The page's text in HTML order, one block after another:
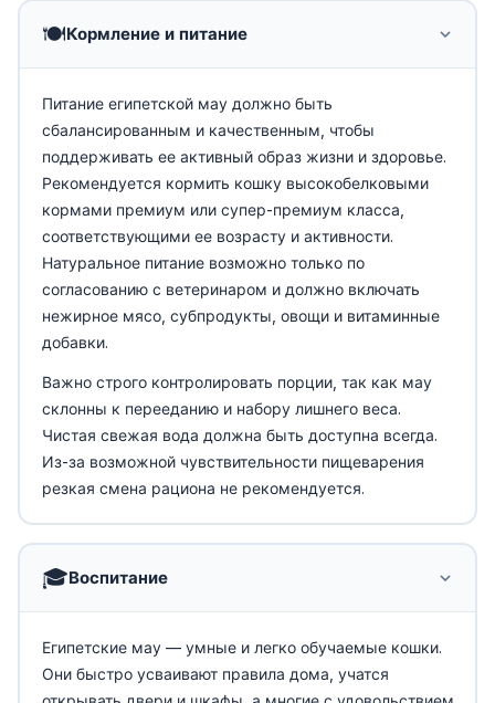
🍽️Кормление и питание
Питание египетской мау должно быть
сбалансированным и качественным, чтобы
поддерживать ее активный образ жизни и здоровье.
Рекомендуется кормить кошку высокобелковыми
кормами премиум или супер-премиум класса,
соответствующими ее возрасту и активности.
Натуральное питание возможно только по
согласованию с ветеринаром и должно включать
нежирное мясо, субпродукты, овощи и витаминные
добавки.
Важно строго контролировать порции, так как мау
склонны к перееданию и набору лишнего веса.
Чистая свежая вода должна быть доступна всегда.
Из-за возможной чувствительности пищеварения
резкая смена рациона не рекомендуется.
🎓Воспитание
Египетские мау — умные и легко обучаемые кошки.
Они быстро усваивают правила дома, учатся